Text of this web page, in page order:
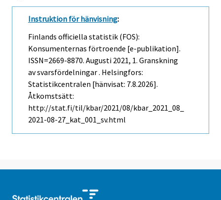
Instruktion för hänvisning:
Finlands officiella statistik (FOS):
Konsumenternas förtroende [e-publikation].
ISSN=2669-8870. Augusti 2021, 1. Granskning
av svarsfördelningar . Helsingfors:
Statistikcentralen [hänvisat: 7.8.2026].
Åtkomstsätt:
http://stat.fi/til/kbar/2021/08/kbar_2021_08_
2021-08-27_kat_001_sv.html